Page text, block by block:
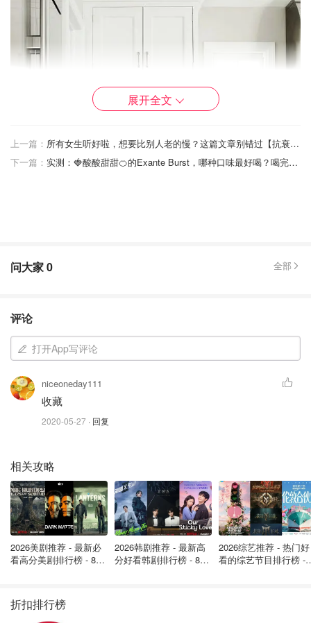
择烤箱需要注意一下几个因素：
容量，对大部分烘焙新手，推荐容量是30升上下，千万不要
买过分小了，一是容易受热不均匀，二是太有局限影响发
挥，毕竟越到后面越爱尝试新花样。
功能，需要考虑到烤箱自带的功能模式例如上下烤、发酵
配置，加热管的形状；内胆材质；烤箱门等都算配置。烤箱
展开全文
上一篇：
所有女生听好啦，想要比别人老的慢？这篇文章别错过【抗衰老功课】
下一篇：
实测：🍓酸酸甜甜🍊的Exante Burst，哪种口味最好喝？喝完会让头发和皮肤变好吗？
问大家0 全部
评论
打开App写评论
niceoneday111
收藏
2020-05-27 · 回复
相关攻略
2026美剧推荐 - 最新必
看高分美剧排行榜 - 8月
2026韩剧推荐 - 最新高
分好看韩剧排行榜 - 8月
2026综艺推荐 - 热门好
看的综艺节目排行榜 -
折扣排行榜